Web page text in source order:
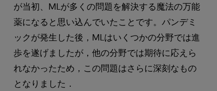
が当初、MLが多くの問題を解決する魔法の万能
薬になると思い込んでいたことです。パンデミ
ックが発生した後，MLはいくつかの分野では進
歩を遂げましたが，他の分野では期待に応えら
れなかったため，この問題はさらに深刻なもの
となりました．